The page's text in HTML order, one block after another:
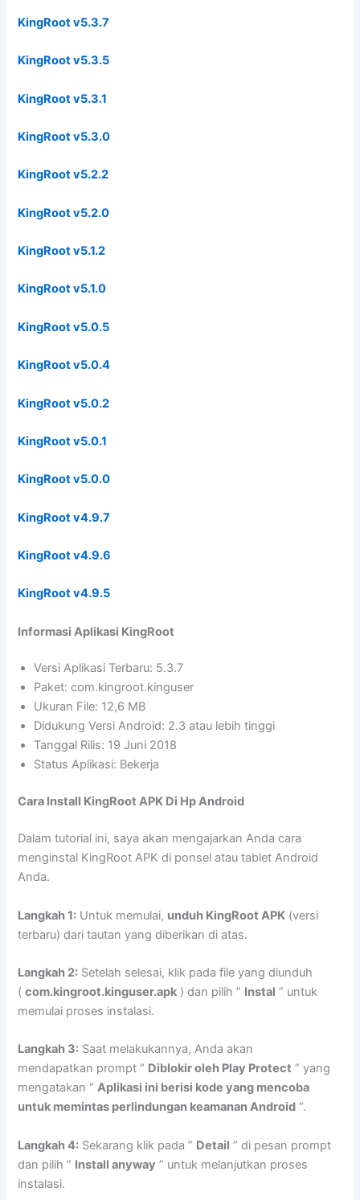
KingRoot v5.3.7
KingRoot v5.3.5
KingRoot v5.3.1
KingRoot v5.3.0
KingRoot v5.2.2
KingRoot v5.2.0
KingRoot v5.1.2
KingRoot v5.1.0
KingRoot v5.0.5
KingRoot v5.0.4
KingRoot v5.0.2
KingRoot v5.0.1
KingRoot v5.0.0
KingRoot v4.9.7
KingRoot v4.9.6
KingRoot v4.9.5
Informasi Aplikasi KingRoot
Versi Aplikasi Terbaru: 5.3.7
Paket: com.kingroot.kinguser
Ukuran File: 12,6 MB
Didukung Versi Android: 2.3 atau lebih tinggi
Tanggal Rilis: 19 Juni 2018
Status Aplikasi: Bekerja
Cara Install KingRoot APK Di Hp Android
Dalam tutorial ini, saya akan mengajarkan Anda cara
menginstal KingRoot APK di ponsel atau tablet Android
Anda.
Langkah 1: Untuk memulai, unduh KingRoot APK (versi
terbaru) dari tautan yang diberikan di atas.
Langkah 2: Setelah selesai, klik pada file yang diunduh
(com.kingroot.kinguser.apk ) dan pilih ” Instal ” untuk
memulai proses instalasi.
Langkah 3: Saat melakukannya, Anda akan
mendapatkan prompt “ Diblokir oleh Play Protect ” yang
mengatakan “Aplikasi ini berisi kode yang mencoba
untuk memintas perlindungan keamanan Android “.
Langkah 4: Sekarang klik pada ” Detail ” di pesan prompt
dan pilih ” Install anyway ” untuk melanjutkan proses
instalasi.